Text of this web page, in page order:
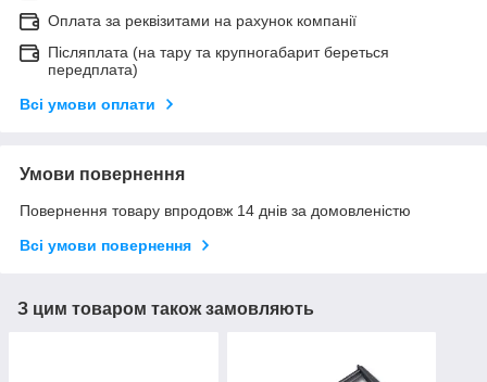
Оплата за реквізитами на рахунок компанії
Післяплата (на тару та крупногабарит береться
передплата)
Всі умови оплати
Умови повернення
Повернення товару впродовж 14 днів за домовленістю
Всі умови повернення
З цим товаром також замовляють